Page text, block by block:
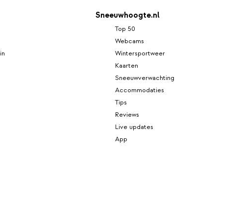
Sneeuwhoogte.nl
Top 50
Webcams
Wintersportweer
Kaarten
Sneeuwverwachting
Accommodaties
Tips
Reviews
Live updates
App